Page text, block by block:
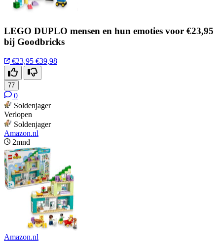
LEGO DUPLO mensen en hun emoties voor €23,95
bij Goodbricks
€23,95 €39,98
77
0
Soldenjager
Verlopen
Soldenjager
Amazon.nl
2mnd
Amazon.nl